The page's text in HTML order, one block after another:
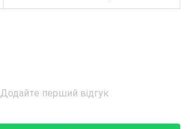
Додайте перший відгук